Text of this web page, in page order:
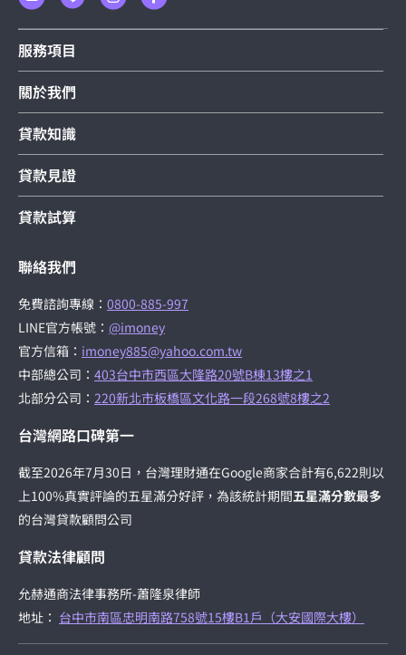
服務項目
關於我們
貸款知識
貸款見證
貸款試算
聯絡我們
免費諮詢專線： 0800-885-997
LINE官方帳號： @imoney
官方信箱： imoney885@yahoo.com.tw
中部總公司： 403台中市西區大隆路20號B棟13樓之1
北部分公司： 220新北市板橋區文化路一段268號8樓之2
台灣網路口碑第一
截至2026年7月30日，台灣理財通在Google商家合計有6,622則以
上100%真實評論的五星滿分好評，為該統計期間五星滿分數最多
的台灣貸款顧問公司
貸款法律顧問
允赫通商法律事務所-蕭隆泉律師
地址： 台中市南區忠明南路758號15樓B1戶（大安國際大樓）